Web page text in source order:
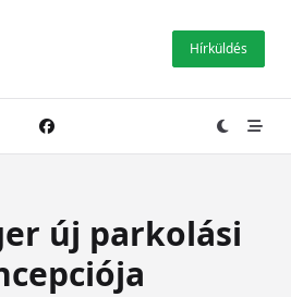
Hírküldés
új parkolási